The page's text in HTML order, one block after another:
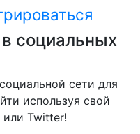
социальных
сети для
используя свой
или Twitter!